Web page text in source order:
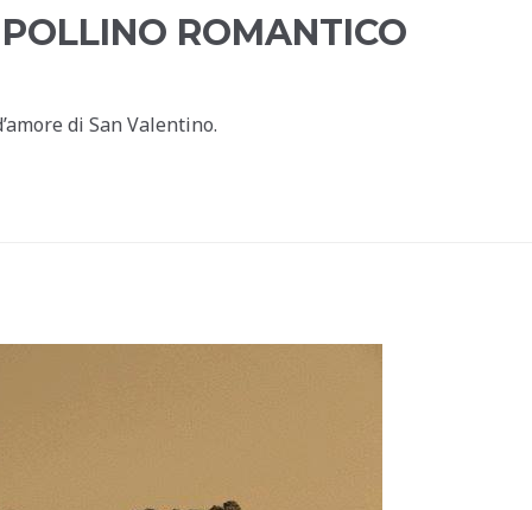
ROMANTICO
di San Valentino.